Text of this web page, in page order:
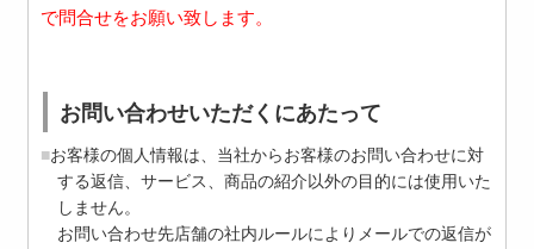
で問合せをお願い致します。
お問い合わせいただくにあたって
お客様の個人情報は、当社からお客様のお問い合わせに対
する返信、サービス、商品の紹介以外の目的には使用いた
しません。
お問い合わせ先店舗の社内ルールによりメールでの返信が